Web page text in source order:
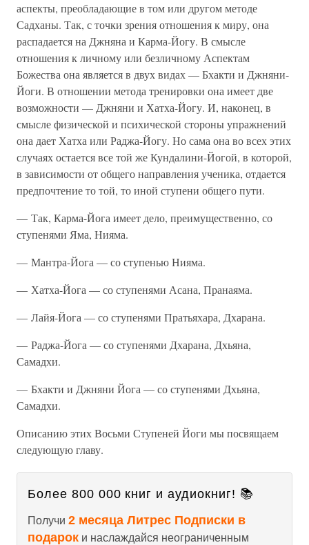
аспекты, преобладающие в том или другом методе
Садханы. Так, с точки зрения отношения к миру, она
распадается на Джняна и Карма-Йогу. В смысле
отношения к личному или безличному Аспектам
Божества она является в двух видах — Бхакти и Джняни-
Йоги. В отношении метода тренировки она имеет две
возможности — Джняни и Хатха-Йогу. И, наконец, в
смысле физической и психической стороны упражнений
она дает Хатха или Раджа-Йогу. Но сама она во всех этих
случаях остается все той же Кундалини-Йогой, в которой,
в зависимости от общего направления ученика, отдается
предпочтение то той, то иной ступени общего пути.
— Так, Карма-Йога имеет дело, преимущественно, со
ступенями Яма, Нияма.
— Мантра-Йога — со ступенью Нияма.
— Хатха-Йога — со ступенями Асана, Пранаяма.
— Лайя-Йога — со ступенями Пратьяхара, Дхарана.
— Раджа-Йога — со ступенями Дхарана, Дхьяна,
Самадхи.
— Бхакти и Джняни Йога — со ступенями Дхьяна,
Самадхи.
Описанию этих Восьми Ступеней Йоги мы посвящаем
следующую главу.
Более 800 000 книг и аудиокниг! 📚
Получи 2 месяца Литрес Подписки в
подарок и наслаждайся неограниченным